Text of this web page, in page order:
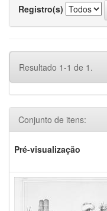
Registro(s)
Resultado 1-1 de 1.
Conjunto de itens:
Pré-visualização